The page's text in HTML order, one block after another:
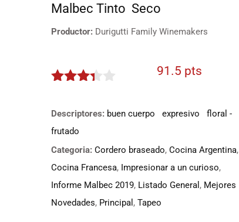
Malbec Tinto Seco
Productor: Durigutti Family Winemakers
91.5 pts
Descriptores: buen cuerpo expresivo
floral -
frutado
Categoria: Cordero braseado, Cocina Argentina,
Cocina Francesa, Impresionar a un curioso,
Informe Malbec 2019, Listado General , Mejores
Novedades, Principal , Tapeo